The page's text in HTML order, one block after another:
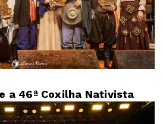
a 46ª Coxilha Nativista